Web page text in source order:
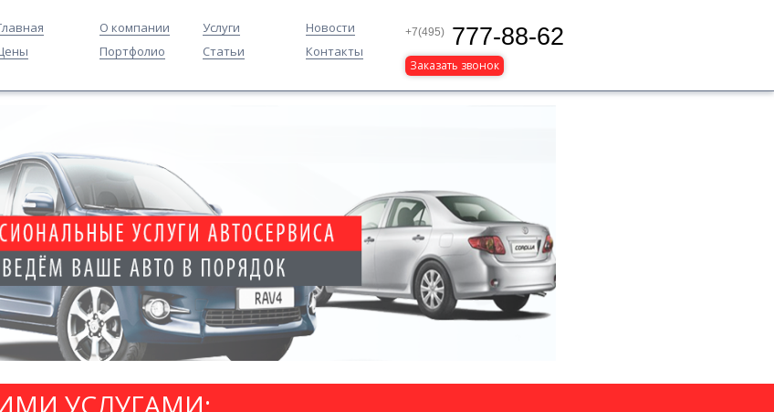
О компании Услуги
Новости
Портфолио Статьи Контакты
+7(495) 777-88-62
Заказать звонок
УСЛУГАМИ: